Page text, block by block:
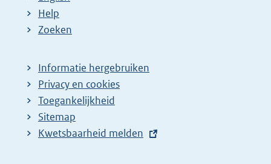
Help
Zoeken
Informatie hergebruiken
Privacy en cookies
Toegankelijkheid
Sitemap
E
Kwetsbaarheid melden